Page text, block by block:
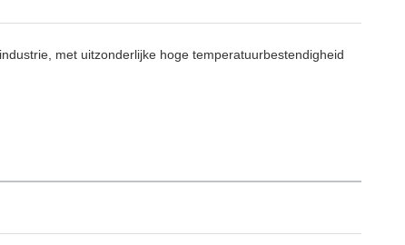
met uitzonderlijke hoge temperatuurbestendigheid